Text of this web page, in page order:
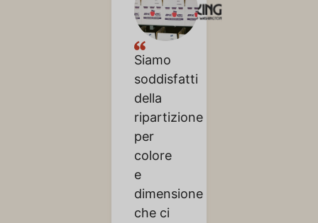
Siamo
soddisfatti
della
ripartizione
per
colore
e
dimensione
che ci